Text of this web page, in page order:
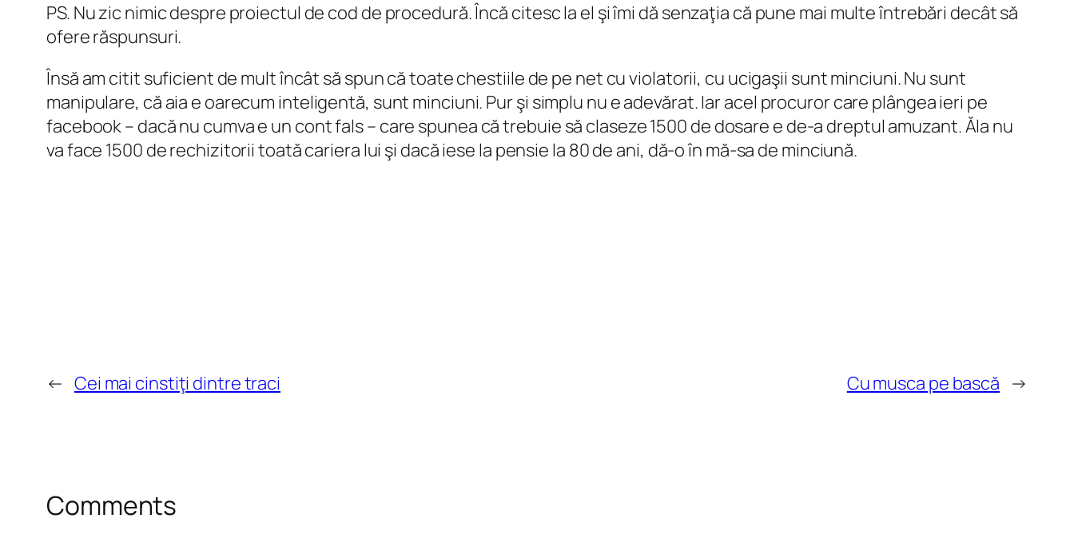
PS. Nu zic nimic despre proiectul de cod de procedură. Încă citesc la el şi îmi dă senzaţia că pune mai multe întrebări decât să
ofere răspunsuri.
Însă am citit suficient de mult încât să spun că toate chestiile de pe net cu violatorii, cu ucigaşii sunt minciuni. Nu sunt
manipulare, că aia e oarecum inteligentă, sunt minciuni. Pur şi simplu nu e adevărat. Iar acel procuror care plângea ieri pe
facebook – dacă nu cumva e un cont fals – care spunea că trebuie să claseze 1500 de dosare e de-a dreptul amuzant. Ăla nu
va face 1500 de rechizitorii toată cariera lui şi dacă iese la pensie la 80 de ani, dă-o în mă-sa de minciună.
← Cei mai cinstiţi dintre traci Cu musca pe bască →
Comments